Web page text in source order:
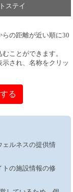
ステイ
の距離が近い順に30
ことができます。
され、名称をクリッ
る
ェルネスの提供情
トの施設情報の修